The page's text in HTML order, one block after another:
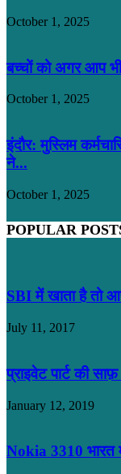
October 1, 2025
बच्चों को अगर आप
October 1, 2025
इंदौर: मुस्लिम
ने...
October 1, 2025
POPULAR
SBI में खाता है तो
July 11, 2017
प्राइवेट पार्ट की
January 12, 2019
Nokia 3310 भारत